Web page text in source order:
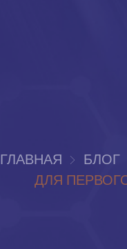
ГЛАВНАЯ
БЛОГ
ДЛЯ